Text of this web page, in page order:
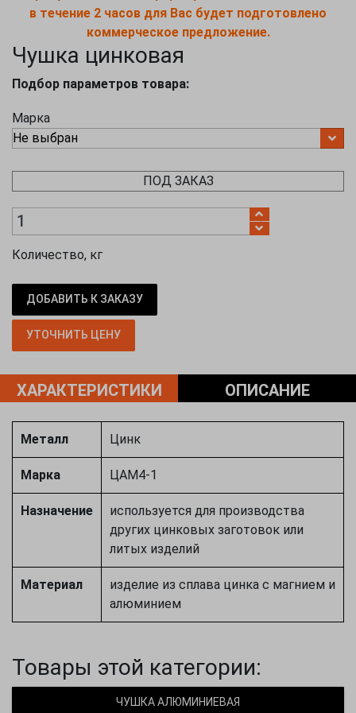
в течение 2 часов для Вас будет подготовлено
коммерческое предложение.
Чушка цинковая
Подбор параметров товара:
Марка
ПОД ЗАКАЗ
Количество, кг
ДОБАВИТЬ К ЗАКАЗУ
УТОЧНИТЬ ЦЕНУ
ХАРАКТЕРИСТИКИ ОПИСАНИЕ
Металл Цинк
Марка ЦАМ4-1
Назначение
используется для производства
других цинковых заготовок или
литых изделий
Материал
изделие из сплава цинка с магнием и
алюминием
Товары этой категории:
ЧУШКА АЛЮМИНИЕВАЯ